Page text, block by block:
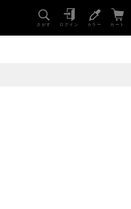
さがす ログイン カラー カート